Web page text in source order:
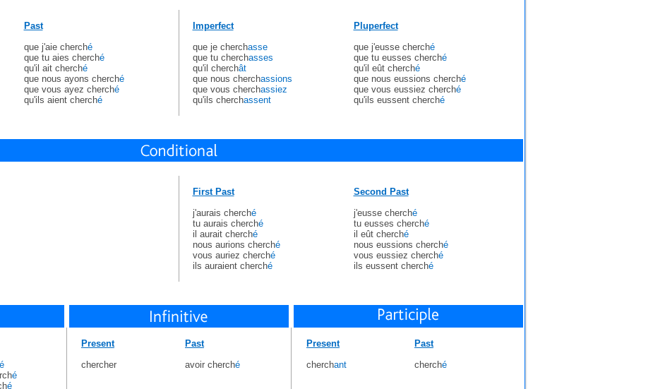
Past
que j'aie cherché
que tu aies cherché
qu'il ait cherché
que nous ayons cherché
que vous ayez cherché
qu'ils aient cherché
Imperfect
que je cherchasse
que tu cherchasses
qu'il cherchât
que nous cherchassions
que vous cherchassiez
qu'ils cherchassent
Pluperfect
que j'eusse cherché
que tu eusses cherché
qu'il eût cherché
que nous eussions cherché
que vous eussiez cherché
qu'ils eussent cherché
First Past
j'aurais cherché
tu aurais cherché
il aurait cherché
nous aurions cherché
vous auriez cherché
ils auraient cherché
Second Past
j'eusse cherché
tu eusses cherché
il eût cherché
nous eussions cherché
vous eussiez cherché
ils eussent cherché
é
é
é
Present
chercher
Past
avoir cherché
Present
cherchant
Past
cherché